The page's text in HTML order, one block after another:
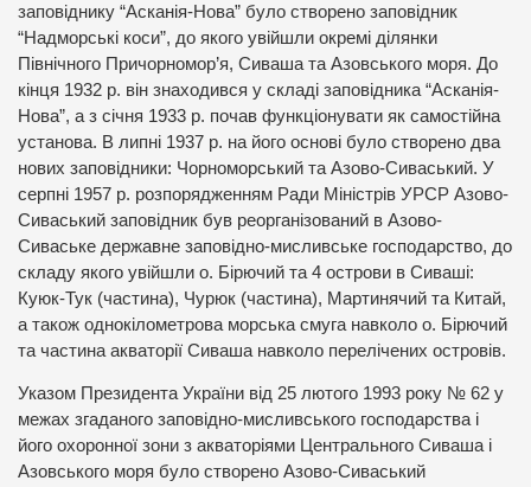
заповіднику “Асканія-Нова” було створено заповідник
“Надморські коси”, до якого увійшли окремі ділянки
Північного Причорномор’я, Сиваша та Азовського моря. До
кінця 1932 р. він знаходився у складі заповідника “Асканія-
Нова”, а з січня 1933 р. почав функціонувати як самостійна
установа. В липні 1937 р. на його основі було створено два
нових заповідники: Чорноморський та Азово-Сиваський. У
серпні 1957 р. розпорядженням Ради Міністрів УРСР Азово-
Сиваський заповідник був реорганізований в Азово-
Сиваське державне заповідно-мисливське господарство, до
складу якого увійшли о. Бірючий та 4 острови в Сиваші:
Куюк-Тук (частина), Чурюк (частина), Мартинячий та Китай,
а також однокілометрова морська смуга навколо о. Бірючий
та частина акваторії Сиваша навколо перелічених островів.
Указом Президента України від 25 лютого 1993 року № 62 у
межах згаданого заповідно-мисливського господарства і
його охоронної зони з акваторіями Центрального Сиваша і
Азовського моря було створено Азово-Сиваський